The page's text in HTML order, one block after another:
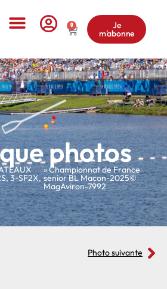
0 Je
m'abonne
photos
,3-SF2X,
» Championnat de France
senior BL Macon-2025©
MagAviron-7992
Photo suivante